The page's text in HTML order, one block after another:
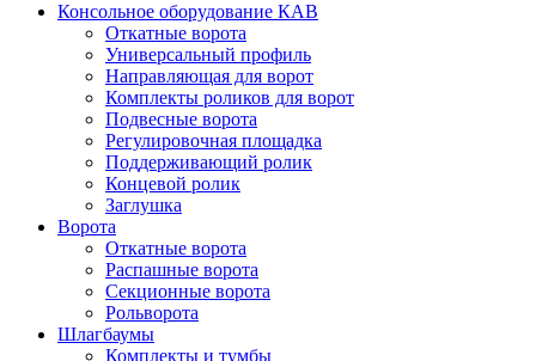
Консольное оборудование КАВ
Откатные ворота
Универсальный профиль
Направляющая для ворот
Комплекты роликов для ворот
Подвесные ворота
Регулировочная площадка
Поддерживающий ролик
Концевой ролик
Заглушка
Ворота
Откатные ворота
Распашные ворота
Секционные ворота
Рольворота
Шлагбаумы
Комплекты и тумбы